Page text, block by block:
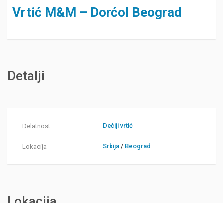
Vrtić M&M – Dorćol Beograd
Detalji
Delatnost Dečiji vrtić
Lokacija Srbija / Beograd